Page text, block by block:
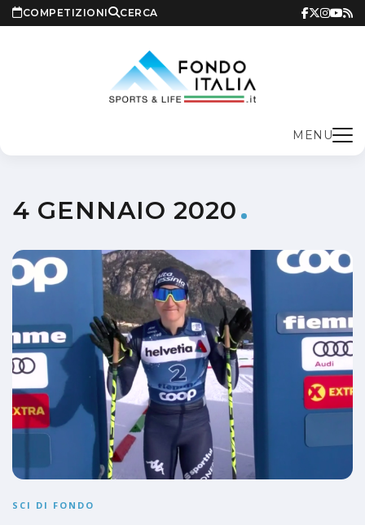
COMPETIZIONI CERCA
MENU
4 GENNAIO 2020
SCI DI FONDO